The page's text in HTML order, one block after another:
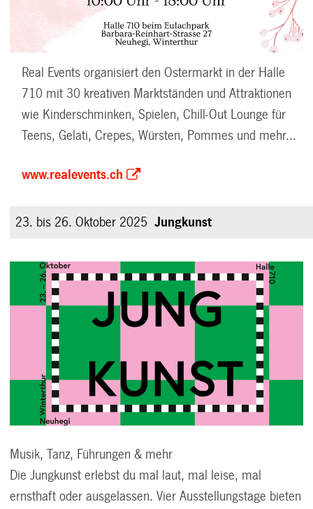
Real Events organisiert den Ostermarkt in der Halle
710 mit 30 kreativen Marktständen und Attraktionen
wie Kinderschminken, Spielen, Chill-Out Lounge für
Teens, Gelati, Crepes, Würsten, Pommes und mehr...
www.realevents.ch
23. bis 26. Oktober 2025Jungkunst
Musik, Tanz, Führungen & mehr
Die Jungkunst erlebst du mal laut, mal leise, mal
ernsthaft oder ausgelassen. Vier Ausstellungstage bieten